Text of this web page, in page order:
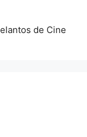
de Cine